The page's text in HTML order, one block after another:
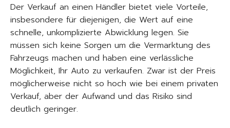
Der Verkauf an einen Händler bietet viele Vorteile,
insbesondere für diejenigen, die Wert auf eine
schnelle, unkomplizierte Abwicklung legen. Sie
müssen sich keine Sorgen um die Vermarktung des
Fahrzeugs machen und haben eine verlässliche
Möglichkeit, Ihr Auto zu verkaufen. Zwar ist der Preis
möglicherweise nicht so hoch wie bei einem privaten
Verkauf, aber der Aufwand und das Risiko sind
deutlich geringer.